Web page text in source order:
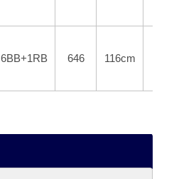
6BB+1RB 646 116cm